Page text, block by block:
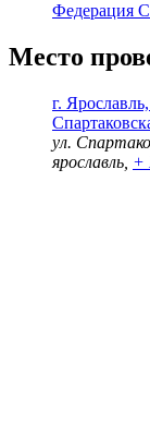
Федерация
Место
г.
ул.
ярославль +